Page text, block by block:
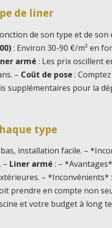
de liner
de son type et de son
: Environ 30-90 €/m² en
armé : Les prix oscillent
– Coût de pose :
supplémentaires pour la
type
installation facile. –
– Liner armé : –
– *Inconvénients*
prendre en compte non
et votre budget à long